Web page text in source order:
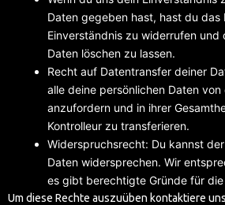
Daten gegeben hast, hast du das
Einverständnis zu widerrufen und
Daten löschen zu lassen.
Recht auf Datentransfer deiner
alle deine persönlichen Daten von
anzufordern und in ihrer
Kontrolleur zu transferieren.
Widerspruchsrecht: Du kannst
Daten widersprechen. Wir
es gibt berechtigte Gründe für
Um diese Rechte auszuüben kontaktiere